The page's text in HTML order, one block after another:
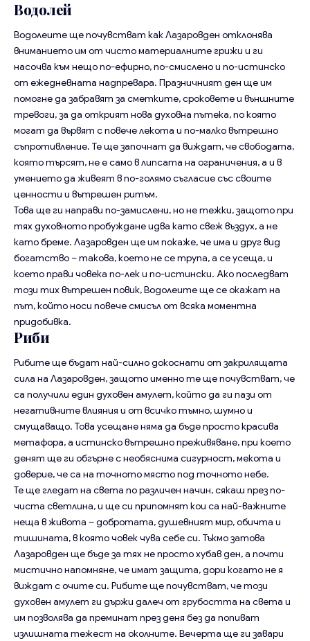
Водолей
Водолеите ще почувстват как Лазаровден отклонява
вниманието им от чисто материалните грижи и ги
насочва към нещо по-ефирно, по-смислено и по-истинско
от ежедневната надпревара. Празничният ден ще им
помогне да забравят за сметките, сроковете и външните
тревоги, за да открият нова духовна пътека, по която
могат да вървят с повече лекота и по-малко вътрешно
съпротивление. Те ще започнат да виждат, че свободата,
която търсят, не е само в липсата на ограничения, а и в
умението да живеят в по-голямо съгласие със своите
ценности и вътрешен ритъм.
Това ще ги направи по-замислени, но не тежки, защото при
тях духовното пробуждане идва като свеж въздух, а не
като бреме. Лазаровден ще им покаже, че има и друг вид
богатство – такова, което не се трупа, а се усеща, и
което прави човека по-лек и по-истински. Ако последват
този тих вътрешен повик, Водолеите ще се окажат на
път, който носи повече смисъл от всяка моментна
придобивка.
Риби
Рибите ще бъдат най-силно докоснати от закрилящата
сила на Лазаровден, защото именно те ще почувстват, че
са получили един духовен амулет, който да ги пази от
негативните влияния и от всичко тъмно, шумно и
смущаващо. Това усещане няма да бъде просто красива
метафора, а истинско вътрешно преживяване, при което
денят ще ги обгърне с необяснима сигурност, мекота и
доверие, че са на точното място под точното небе.
Те ще гледат на света по различен начин, сякаш през по-
чиста светлина, и ще си припомнят кои са най-важните
неща в живота – добротата, душевният мир, обичта и
тишината, в която човек чува себе си. Тъкмо затова
Лазаровден ще бъде за тях не просто хубав ден, а почти
мистично напомняне, че имат защита, дори когато не я
виждат с очите си. Рибите ще почувстват, че този
духовен амулет ги държи далеч от грубостта на света и
им позволява да преминат през деня без да попиват
излишната тежест на околните. Вечерта ще ги завари